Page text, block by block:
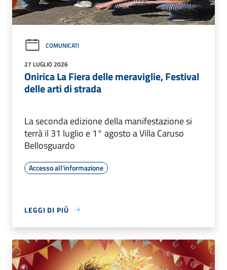
COMUNICATI
27 LUGLIO 2026
Onirica La Fiera delle meraviglie, Festival
delle arti di strada
La seconda edizione della manifestazione si
terrà il 31 luglio e 1° agosto a Villa Caruso
Bellosguardo
Accesso all'informazione
LEGGI DI PIÙ